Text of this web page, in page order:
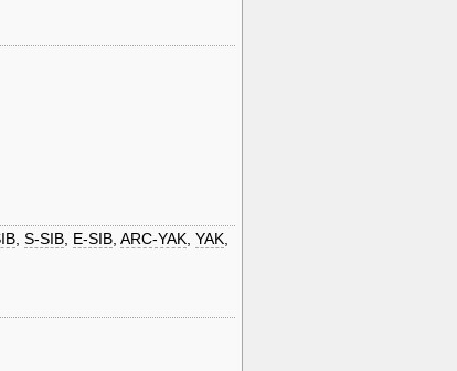
S-SIB E-SIB ARC-YAK YAK